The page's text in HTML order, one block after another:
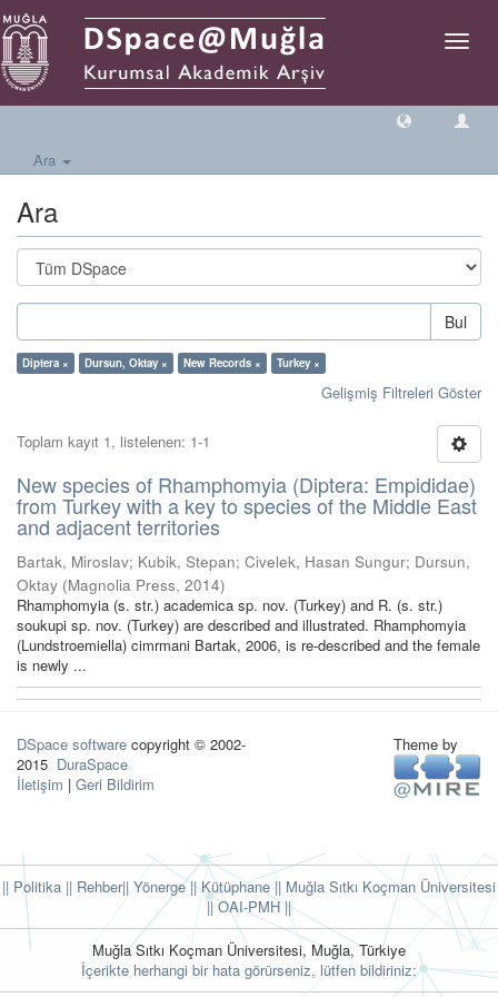
Geçiş
Ara
Ara
Bul
Diptera × Dursun, Oktay × New Records × Turkey ×
Gelişmiş Filtreleri Göster
Toplam kayıt 1, listelenen: 1-1
New species of Rhamphomyia (Diptera: Empididae)
from Turkey with a key to species of the Middle East
and adjacent territories
Bartak, Miroslav; Kubik, Stepan; Civelek, Hasan Sungur; Dursun,
Oktay (Magnolia Press, 2014)
Rhamphomyia (s. str.) academica sp. nov. (Turkey) and R. (s. str.)
soukupi sp. nov. (Turkey) are described and illustrated. Rhamphomyia
(Lundstroemiella) cimrmani Bartak, 2006, is re-described and the female
is newly ...
DSpace software copyright © 2002-
2015 DuraSpace
İletişim | Geri Bildirim
Theme by
|| Politika || Rehber|| Yönerge|| Kütüphane || Muğla Sıtkı Koçman Üniversitesi
||OAI-PMH ||
Muğla Sıtkı Koçman Üniversitesi, Muğla, Türkiye
İçerikte herhangi bir hata görürseniz, lütfen bildiriniz: